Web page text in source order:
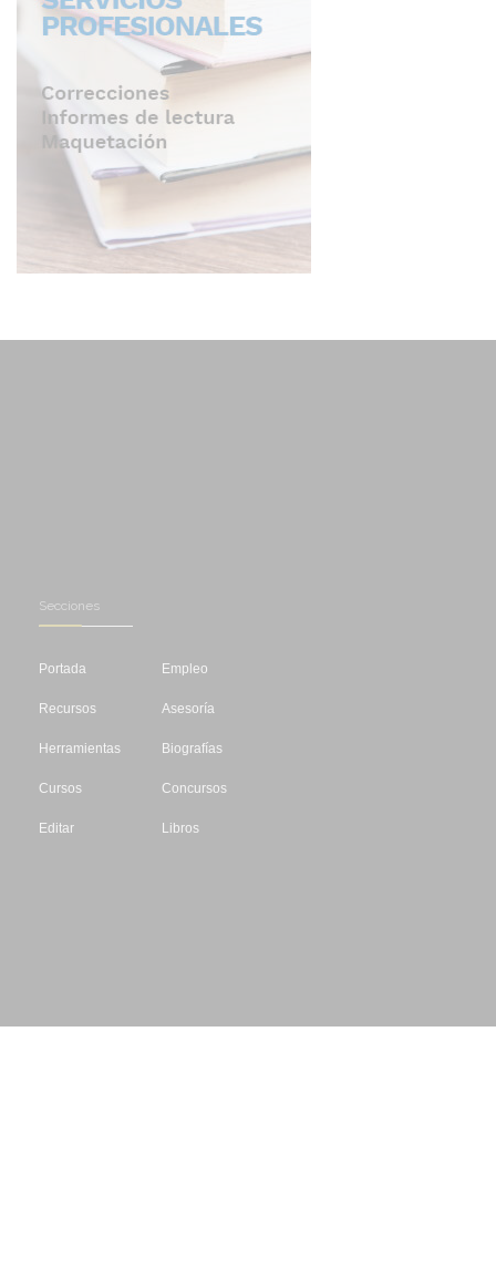
Secciones
Portada
Recursos
Herramientas
Cursos
Editar
Empleo
Asesoría
Biografías
Concursos
Libros